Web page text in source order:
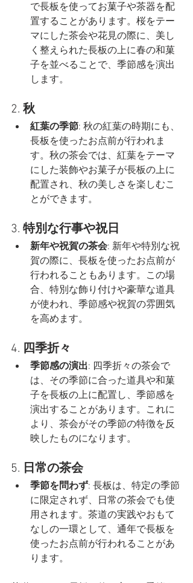
で長板を使ってお菓子や茶器を配
置することがあります。桜をテー
マにした茶会や花見の際に、美し
く整えられた長板の上に春の和菓
子を並べることで、季節感を演出
します。
2. 秋
紅葉の季節: 秋の紅葉の時期にも、
長板を使ったお点前が行われま
す。秋の茶会では、紅葉をテーマ
にした装飾やお菓子が長板の上に
配置され、秋の美しさを楽しむこ
とができます。
3. 特別な行事や祝日
新年や祝賀の茶会: 新年や特別な祝
賀の際に、長板を使ったお点前が
行われることもあります。この場
合、特別な飾り付けや豪華な道具
が使われ、季節感や祝賀の雰囲気
を高めます。
4. 四季折々
季節感の演出: 四季折々の茶会で
は、その季節に合った道具や和菓
子を長板の上に配置し、季節感を
演出することがあります。これに
より、茶会がその季節の特徴を反
映したものになります。
5. 日常の茶会
季節を問わず: 長板は、特定の季節
に限定されず、日常の茶会でも使
用されます。茶道の実践やおもて
なしの一環として、通年で長板を
使ったお点前が行われることがあ
ります。